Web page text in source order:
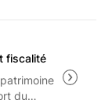
fiscalité
du